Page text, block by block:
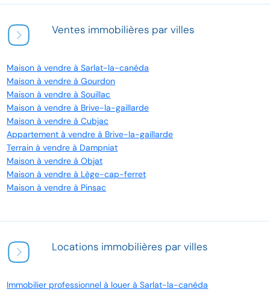
Ventes immobilières par villes
Maison à vendre à Sarlat-la-canéda
Maison à vendre à Gourdon
Maison à vendre à Souillac
Maison à vendre à Brive-la-gaillarde
Maison à vendre à Cubjac
Appartement à vendre à Brive-la-gaillarde
Terrain à vendre à Dampniat
Maison à vendre à Objat
Maison à vendre à Lège-cap-ferret
Maison à vendre à Pinsac
Locations immobilières par villes
Immobilier professionnel à louer à Sarlat-la-canéda